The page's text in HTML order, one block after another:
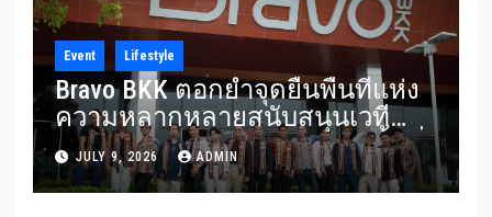
Event Lifestyle
Bravo BKK ตอกย้ำจุดยืนพื้นที่แห่ง
ความหลากหลายสนับสนุนเวที
Mister Gay Thailand 2026 เปิดพื้นที่
ส่งต่อแรงบันดาลใจและความเท่า
เทียมสู่สังคม
JULY 9, 2026 ADMIN